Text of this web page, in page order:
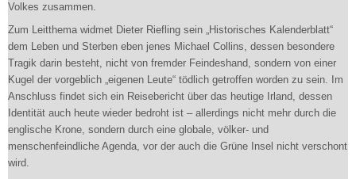
Volkes zusammen.
Zum Leitthema widmet Dieter Riefling sein „Historisches Kalenderblatt“
dem Leben und Sterben eben jenes Michael Collins, dessen besondere
Tragik darin besteht, nicht von fremder Feindeshand, sondern von einer
Kugel der vorgeblich „eigenen Leute“ tödlich getroffen worden zu sein. Im
Anschluss findet sich ein Reisebericht über das heutige Irland, dessen
Identität auch heute wieder bedroht ist – allerdings nicht mehr durch die
englische Krone, sondern durch eine globale, völker- und
menschenfeindliche Agenda, vor der auch die Grüne Insel nicht verschont
wird.